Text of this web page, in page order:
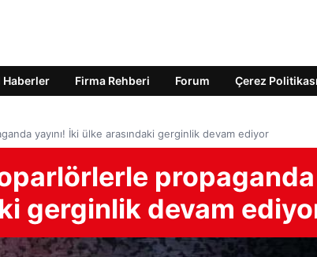
Haberler Firma Rehberi Forum Çerez Politikası
yayını! İki ülke arasındaki gerginlik devam ediyor
propaganda
gerginlik devam